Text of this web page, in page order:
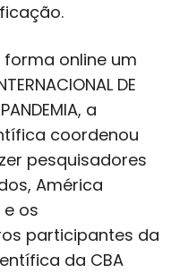
forma online um
DE
a
coordenou
pesquisadores
América
os
participantes da
da CBA